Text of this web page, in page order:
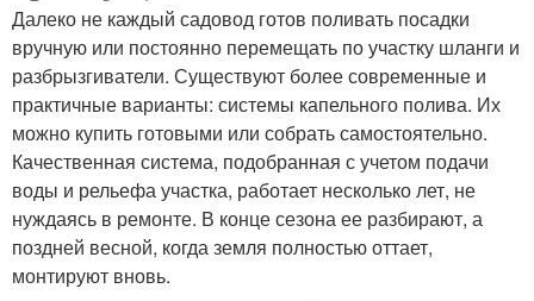
Далеко не каждый садовод готов поливать посадки
вручную или постоянно перемещать по участку шланги и
разбрызгиватели. Существуют более современные и
практичные варианты: системы капельного полива. Их
можно купить готовыми или собрать самостоятельно.
Качественная система, подобранная с учетом подачи
воды и рельефа участка, работает несколько лет, не
нуждаясь в ремонте. В конце сезона ее разбирают, а
поздней весной, когда земля полностью оттает,
монтируют вновь.